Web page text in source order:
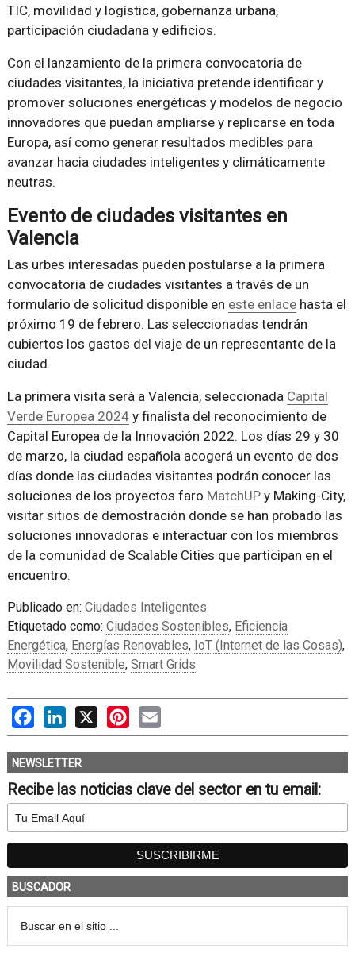
TIC, movilidad y logística, gobernanza urbana,
participación ciudadana y edificios.
Con el lanzamiento de la primera convocatoria de
ciudades visitantes, la iniciativa pretende identificar y
promover soluciones energéticas y modelos de negocio
innovadores que puedan ampliarse y replicarse en toda
Europa, así como generar resultados medibles para
avanzar hacia ciudades inteligentes y climáticamente
neutras.
Evento de ciudades visitantes en
Valencia
Las urbes interesadas pueden postularse a la primera
convocatoria de ciudades visitantes a través de un
formulario de solicitud disponible en este enlacehasta el
próximo 19 de febrero. Las seleccionadas tendrán
cubiertos los gastos del viaje de un representante de la
ciudad.
La primera visita será a Valencia, seleccionada Capital
Verde Europea 2024y finalista del reconocimiento de
Capital Europea de la Innovación 2022. Los días 29 y 30
de marzo, la ciudad española acogerá un evento de dos
días donde las ciudades visitantes podrán conocer las
soluciones de los proyectos faro MatchUPy Making-City,
visitar sitios de demostración donde se han probado las
soluciones innovadoras e interactuar con los miembros
de la comunidad de Scalable Cities que participan en el
encuentro.
Publicado en: Ciudades Inteligentes
Etiquetado como: Ciudades Sostenibles, Eficiencia
Energética, Energías Renovables, IoT (Internet de las Cosas),
Movilidad Sostenible, Smart Grids
FacebookLinkedIn
X PinterestEmail
NEWSLETTER
Recibe las noticias clave del sector en tu email:
BUSCADOR